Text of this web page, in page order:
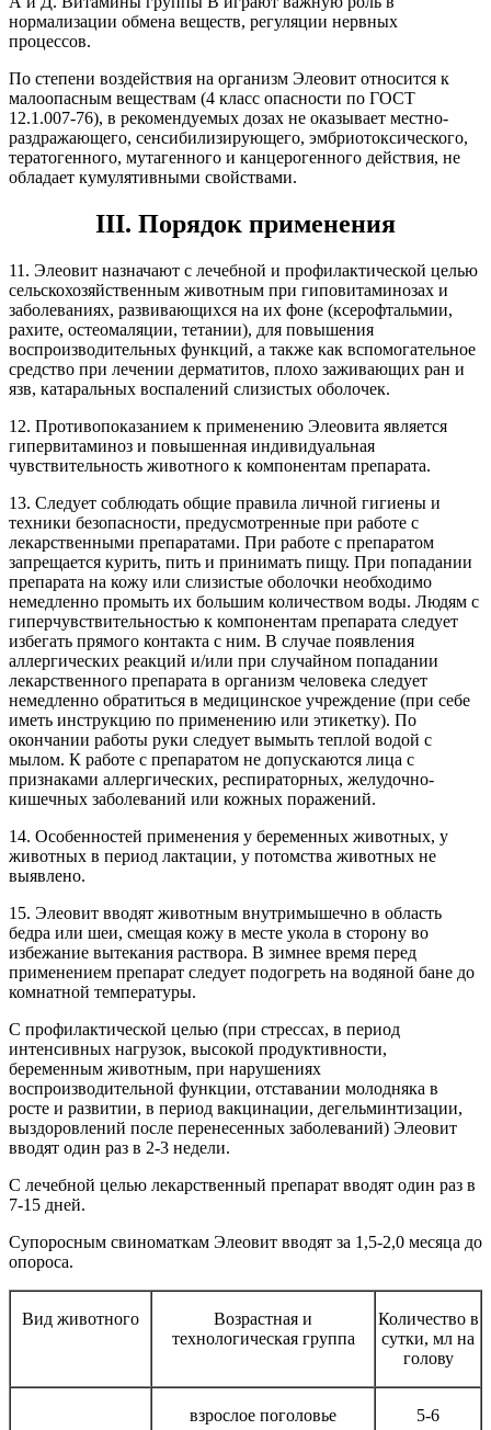
нормализации обмена веществ, регуляции нервных
процессов.
По степени воздействия на организм Элеовит относится к
малоопасным веществам (4 класс опасности по ГОСТ
12.1.007-76), в рекомендуемых дозах не оказывает местно-
раздражающего, сенсибилизирующего, эмбриотоксического,
тератогенного, мутагенного и канцерогенного действия, не
обладает кумулятивными свойствами.
III. Порядок применения
11. Элеовит назначают с лечебной и профилактической целью
сельскохозяйственным животным при гиповитаминозах и
заболеваниях, развивающихся на их фоне (ксерофтальмии,
рахите, остеомаляции, тетании), для повышения
воспроизводительных функций, а также как вспомогательное
средство при лечении дерматитов, плохо заживающих ран и
язв, катаральных воспалений слизистых оболочек.
12. Противопоказанием к применению Элеовита является
гипервитаминоз и повышенная индивидуальная
чувствительность животного к компонентам препарата.
13. Следует соблюдать общие правила личной гигиены и
техники безопасности, предусмотренные при работе с
лекарственными препаратами. При работе с препаратом
запрещается курить, пить и принимать пищу. При попадании
препарата на кожу или слизистые оболочки необходимо
немедленно промыть их большим количеством воды. Людям с
гиперчувствительностью к компонентам препарата следует
избегать прямого контакта с ним. В случае появления
аллергических реакций и/или при случайном попадании
лекарственного препарата в организм человека следует
немедленно обратиться в медицинское учреждение (при себе
иметь инструкцию по применению или этикетку). По
окончании работы руки следует вымыть теплой водой с
мылом. К работе с препаратом не допускаются лица с
признаками аллергических, респираторных, желудочно-
кишечных заболеваний или кожных поражений.
14. Особенностей применения у беременных животных, у
животных в период лактации, у потомства животных не
выявлено.
15. Элеовит вводят животным внутримышечно в область
бедра или шеи, смещая кожу в месте укола в сторону во
избежание вытекания раствора. В зимнее время перед
применением препарат следует подогреть на водяной бане до
комнатной температуры.
С профилактической целью (при стрессах, в период
интенсивных нагрузок, высокой продуктивности,
беременным животным, при нарушениях
воспроизводительной функции, отставании молодняка в
росте и развитии, в период вакцинации, дегельминтизации,
выздоровлений после перенесенных заболеваний) Элеовит
вводят один раз в 2-3 недели.
С лечебной целью лекарственный препарат вводят один раз в
7-15 дней.
Супоросным свиноматкам Элеовит вводят за 1,5-2,0 месяца до
опороса.
Вид животного
Возрастная и
технологическая группа
Количество в
сутки, мл на
голову
взрослое поголовье 5-6